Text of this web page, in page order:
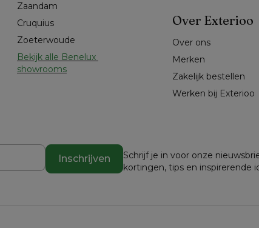
Zaandam
Cruquius
Zoeterwoude
Bekijk alle Benelux
showrooms
Over Exterioo
Over ons
Merken
Zakelijk bestellen
Werken bij Exterioo
Inschrijven
Schrijf je in voor onze
kortingen, tips en inspirerende